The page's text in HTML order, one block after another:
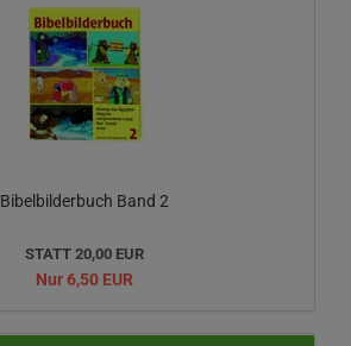
Bibelbilderbuch Band 2
STATT 20,00 EUR
Nur 6,50 EUR